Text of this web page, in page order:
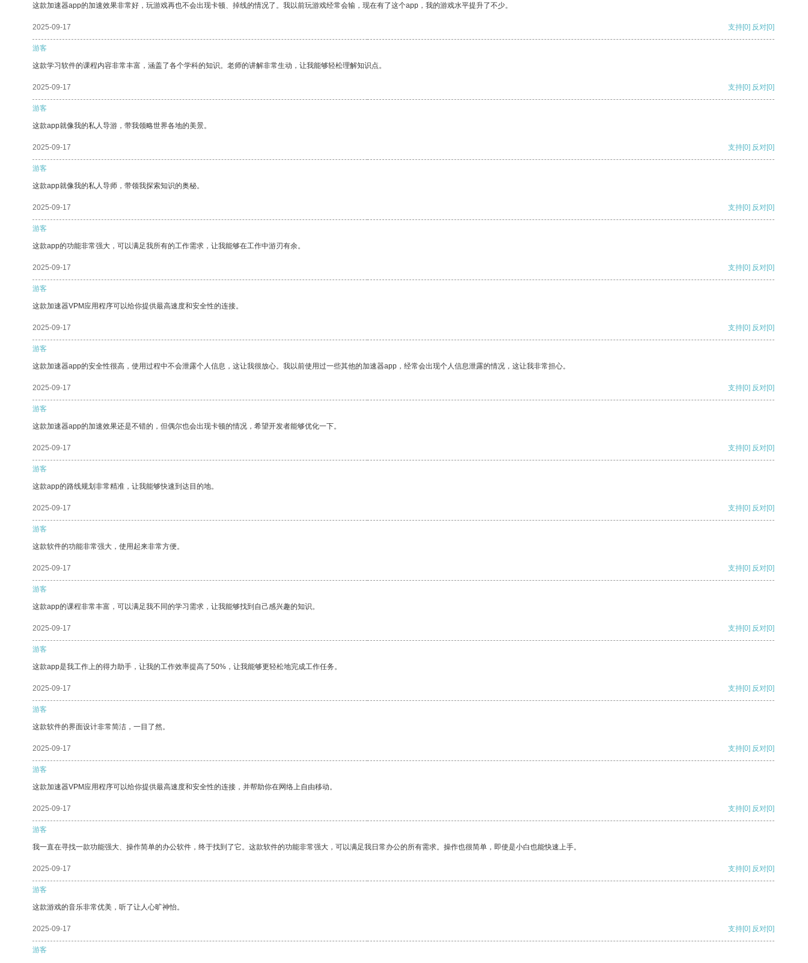
这款加速器app的加速效果非常好，玩游戏再也不会出现卡顿、掉线的情况了。我以前玩游戏经常会输，现在有了这个app，我的游戏水平提升了不少。
2025-09-17 支持[0] 反对[0]
游客
这款学习软件的课程内容非常丰富，涵盖了各个学科的知识。老师的讲解非常生动，让我能够轻松理解知识点。
2025-09-17 支持[0] 反对[0]
游客
这款app就像我的私人导游，带我领略世界各地的美景。
2025-09-17 支持[0] 反对[0]
游客
这款app就像我的私人导师，带领我探索知识的奥秘。
2025-09-17 支持[0] 反对[0]
游客
这款app的功能非常强大，可以满足我所有的工作需求，让我能够在工作中游刃有余。
2025-09-17 支持[0] 反对[0]
游客
这款加速器VPM应用程序可以给你提供最高速度和安全性的连接。
2025-09-17 支持[0] 反对[0]
游客
这款加速器app的安全性很高，使用过程中不会泄露个人信息，这让我很放心。我以前使用过一些其他的加速器app，经常会出现个人信息泄露的情况，这让我非常担心。
2025-09-17 支持[0] 反对[0]
游客
这款加速器app的加速效果还是不错的，但偶尔也会出现卡顿的情况，希望开发者能够优化一下。
2025-09-17 支持[0] 反对[0]
游客
这款app的路线规划非常精准，让我能够快速到达目的地。
2025-09-17 支持[0] 反对[0]
游客
这款软件的功能非常强大，使用起来非常方便。
2025-09-17 支持[0] 反对[0]
游客
这款app的课程非常丰富，可以满足我不同的学习需求，让我能够找到自己感兴趣的知识。
2025-09-17 支持[0] 反对[0]
游客
这款app是我工作上的得力助手，让我的工作效率提高了50%，让我能够更轻松地完成工作任务。
2025-09-17 支持[0] 反对[0]
游客
这款软件的界面设计非常简洁，一目了然。
2025-09-17 支持[0] 反对[0]
游客
这款加速器VPM应用程序可以给你提供最高速度和安全性的连接，并帮助你在网络上自由移动。
2025-09-17 支持[0] 反对[0]
游客
我一直在寻找一款功能强大、操作简单的办公软件，终于找到了它。这款软件的功能非常强大，可以满足我日常办公的所有需求。操作也很简单，即使是小白也能快速上手。
2025-09-17 支持[0] 反对[0]
游客
这款游戏的音乐非常优美，听了让人心旷神怡。
2025-09-17 支持[0] 反对[0]
游客